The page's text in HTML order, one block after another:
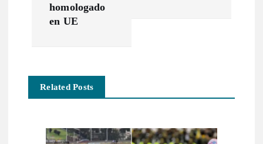
c
homologado
en UE
Related Posts